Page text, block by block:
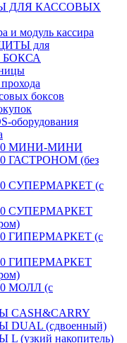
ДЛЯ КАССОВЫХ
и модуль кассира
для
боксов
оборудования
МИНИ-МИНИ
ГАСТРОНОМ (без
СУПЕРМАРКЕТ (с
СУПЕРМАРКЕТ
ГИПЕРМАРКЕТ (с
ГИПЕРМАРКЕТ
МОЛЛ (с
(сдвоенный)
накопитель)